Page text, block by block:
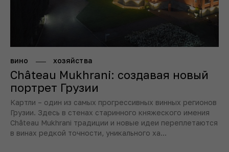
вино хозяйства
Château Mukhrani: создавая новый
портрет Грузии
Картли – один из самых прогрессивных винных регионов
Грузии. Здесь в стенах старинного княжеского имения
Château Mukhrani традиции и новые идеи переплетаются
в винах редкой точности, уникального ха...